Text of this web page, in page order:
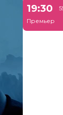
19:30
Премьер